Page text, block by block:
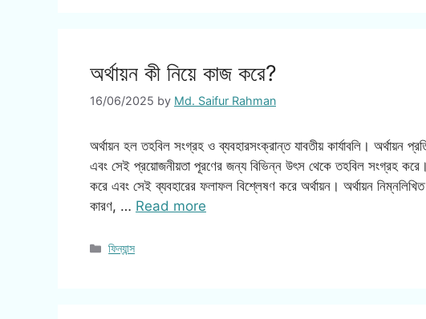
অর্থায়ন কী নিয়ে কাজ করে?
16/06/2025 by Md. Saifur Rahman
অর্থায়ন হল তহবিল সংগ্রহ ও ব্যবহারসংক্রান্ত যাবতীয় কার্যাবলি। অর্থায়ন
এবং সেই প্রয়োজনীয়তা পূরণের জন্য বিভিন্ন উৎস থেকে তহবিল সংগ্রহ করে।
করে এবং সেই ব্যবহারের ফলাফল বিশ্লেষণ করে অর্থায়ন। অর্থায়ন
কারণ, … Read more
Categories
ফিন্যান্স